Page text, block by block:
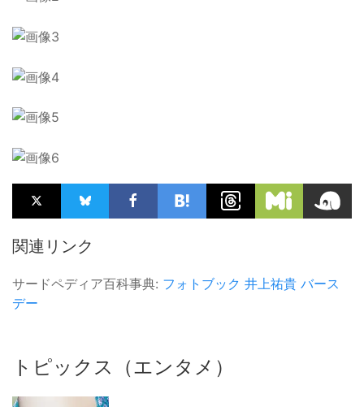
関連リンク
サードペディア百科事典: フォトブック 井上祐貴 バース
デー
トピックス（エンタメ）